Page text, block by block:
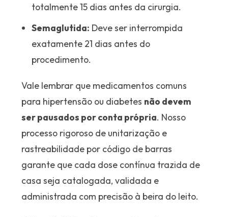
totalmente 15 dias antes da cirurgia.
Semaglutida: Deve ser interrompida
exatamente 21 dias antes do
procedimento.
Vale lembrar que medicamentos comuns
para hipertensão ou diabetes não devem
ser pausados por conta própria. Nosso
processo rigoroso de unitarização e
rastreabilidade por código de barras
garante que cada dose contínua trazida de
casa seja catalogada, validada e
administrada com precisão à beira do leito.